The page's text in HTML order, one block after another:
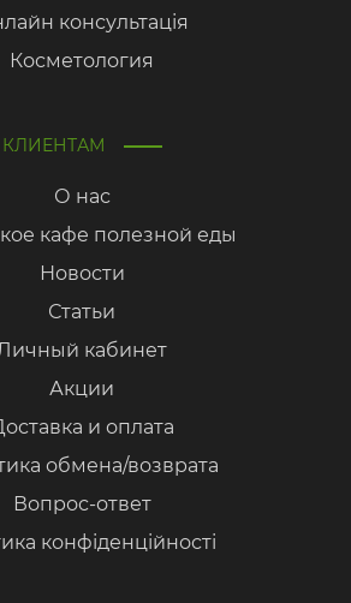
консультація
Косметология
КЛИЕНТАМ
О нас
кафе полезной еды
Новости
Статьи
кабинет
Акции
и оплата
обмена/возврата
Вопрос-ответ
конфіденційності